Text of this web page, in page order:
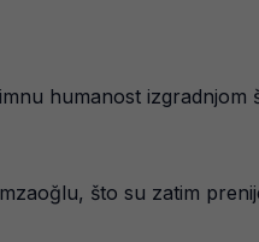
humanost
što su zatim